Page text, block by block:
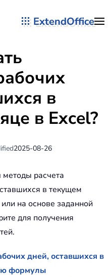
ExtendOffice
в
в Excel?
2025-08-26
методы расчета
в текущем
на основе заданной
для получения
дней, оставшихся в
формулы